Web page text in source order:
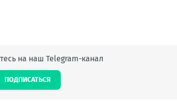
на наш Telegram-канал
ПОДПИСАТЬСЯ